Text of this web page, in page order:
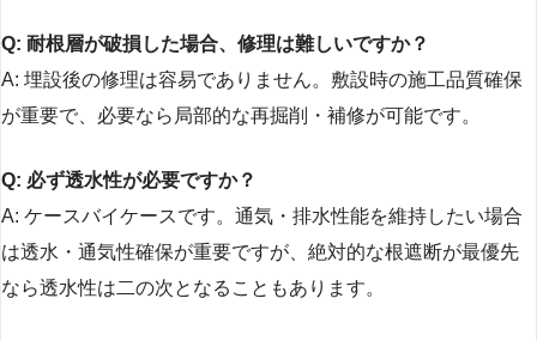
Q: 耐根層が破損した場合、修理は難しいですか？
A: 埋設後の修理は容易でありません。敷設時の施工品質確保
が重要で、必要なら局部的な再掘削・補修が可能です。
Q: 必ず透水性が必要ですか？
A: ケースバイケースです。通気・排水性能を維持したい場合
は透水・通気性確保が重要ですが、絶対的な根遮断が最優先
なら透水性は二の次となることもあります。